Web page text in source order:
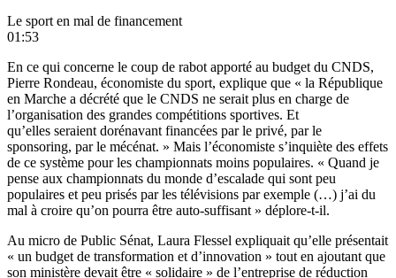
Le sport en mal de financement
01:53
En ce qui concerne le coup de rabot apporté au budget du CNDS,
Pierre Rondeau, économiste du sport, explique que « la République
en Marche a décrété que le CNDS ne serait plus en charge de
l’organisation des grandes compétitions sportives. Et
qu’elles seraient dorénavant financées par le privé, par le
sponsoring, par le mécénat. » Mais l’économiste s’inquiète des effets
de ce système pour les championnats moins populaires. « Quand je
pense aux championnats du monde d’escalade qui sont peu
populaires et peu prisés par les télévisions par exemple (…) j’ai du
mal à croire qu’on pourra être auto-suffisant » déplore-t-il.
Au micro de Public Sénat, Laura Flessel expliquait qu’elle présentait
« un budget de transformation et d’innovation » tout en ajoutant que
son ministère devait être « solidaire » de l’entreprise de réduction